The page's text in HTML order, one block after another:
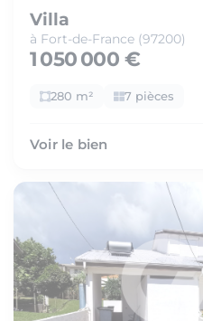
Villa
à Fort-de-France (97200)
1 050 000 €
280 m² 7 pièces
Voir le bien